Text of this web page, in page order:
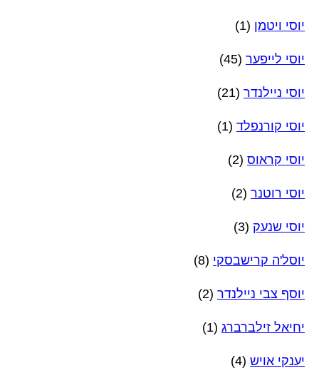
יוסי ויטמן (1)
יוסי לייפער (45)
יוסי ניילנדר (21)
יוסי קורנפלד (1)
יוסי קראוס (2)
יוסי רוטנר (2)
יוסי שנעק (3)
יוסל'ה קרישבסקי (8)
יוסף צבי ניילנדר (2)
יחיאל זילברברג (1)
יענקי אויש (4)